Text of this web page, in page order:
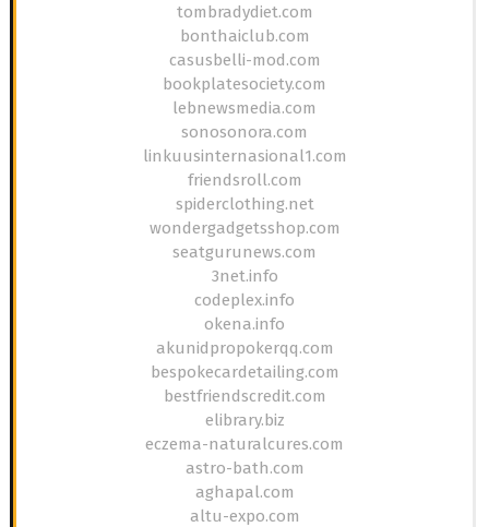
tombradydiet.com
bonthaiclub.com
casusbelli-mod.com
bookplatesociety.com
lebnewsmedia.com
sonosonora.com
linkuusinternasional1.com
friendsroll.com
spiderclothing.net
wondergadgetsshop.com
seatgurunews.com
3net.info
codeplex.info
okena.info
akunidpropokerqq.com
bespokecardetailing.com
bestfriendscredit.com
elibrary.biz
eczema-naturalcures.com
astro-bath.com
aghapal.com
altu-expo.com